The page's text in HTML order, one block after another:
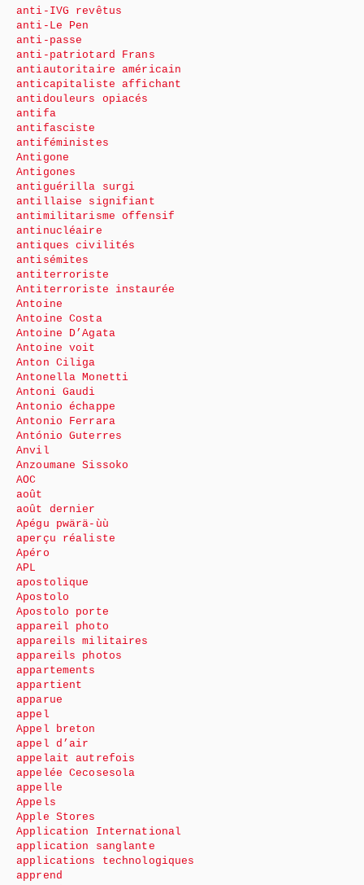
anti-IVG revêtus
anti-Le Pen
anti-passe
anti-patriotard Frans
antiautoritaire américain
anticapitaliste affichant
antidouleurs opiacés
antifa
antifasciste
antiféministes
Antigone
Antigones
antiguérilla surgi
antillaise signifiant
antimilitarisme offensif
antinucléaire
antiques civilités
antisémites
antiterroriste
Antiterroriste instaurée
Antoine
Antoine Costa
Antoine D’Agata
Antoine voit
Anton Ciliga
Antonella Monetti
Antoni Gaudi
Antonio échappe
Antonio Ferrara
António Guterres
Anvil
Anzoumane Sissoko
AOC
août
août dernier
Apégu pwärä-ùù
aperçu réaliste
Apéro
APL
apostolique
Apostolo
Apostolo porte
appareil photo
appareils militaires
appareils photos
appartements
appartient
apparue
appel
Appel breton
appel d’air
appelait autrefois
appelée Cecosesola
appelle
Appels
Apple Stores
Application International
application sanglante
applications technologiques
apprend